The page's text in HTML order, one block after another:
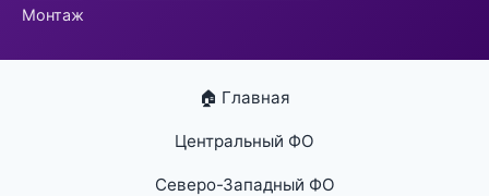
Монтаж
🏠 Главная
Центральный ФО
Северо-Западный ФО